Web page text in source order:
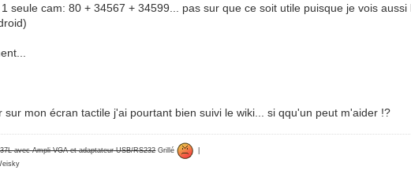
seule cam: 80 + 34567 + 34599... pas sur que ce soit utile puisque je vois aussi
mon écran tactile j'ai pourtant bien suivi le wiki... si qqu'un peut m'aider !?
avec Ampli VGA et adaptateur USB/RS232Grillé